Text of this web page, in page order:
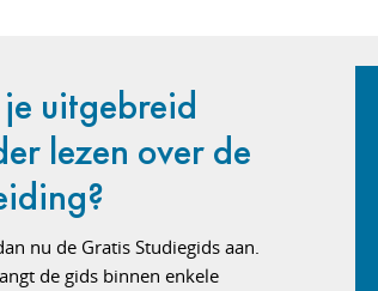
uitgebreid
lezen over de
nu de Gratis Studiegids aan.
de gids binnen enkele